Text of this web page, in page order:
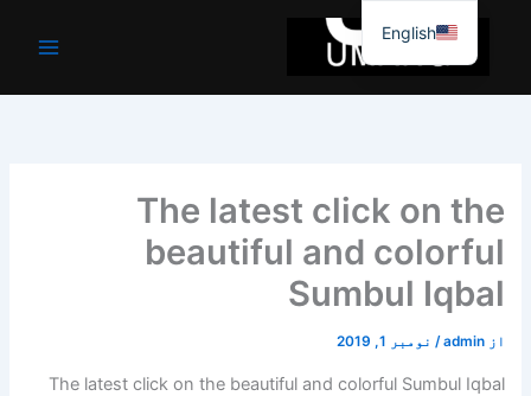
جائیں۔
The latest click on the
beautiful and colorful
Sumbul Iqbal
از admin
/ نومبر 1, 2019
The latest click on the beautiful and colorful Sumbul Iqbal
English